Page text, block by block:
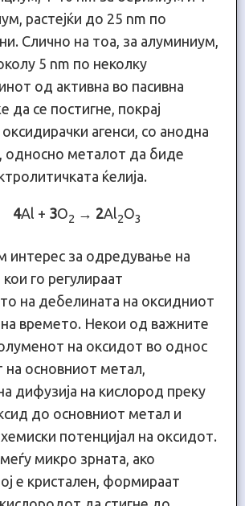
растејќи до 25 nm по
Слично на тоа, за алуминиум,
5 nm по неколку
од активна во пасивна
да се постигне, покрај
агенси, со анодна
односно металот да биде
ќелија.
4Al + 3O2 → 2Al2O3
интерес за одредување на
го регулираат
на дебелината на оксидниот
на времето. Некои од важните
на оксидот во однос
на основниот метал,
дифузија на кислород преку
до основниот метал и
потенцијал на оксидот.
микро зрната, ако
е кристален, формираат